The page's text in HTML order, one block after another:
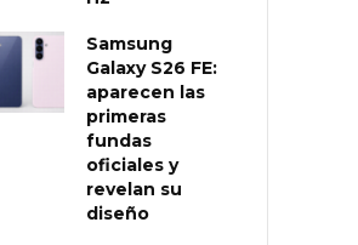
Samsung
Galaxy S26 FE:
aparecen las
primeras
fundas
oficiales y
revelan su
diseño